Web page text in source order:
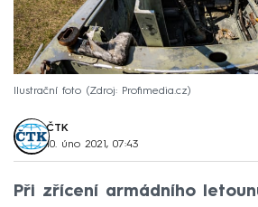
Ilustrační foto Zdroj: Profimedia.cz
ČTK
10. úno 2021, 07:43
Při zřícení armádního